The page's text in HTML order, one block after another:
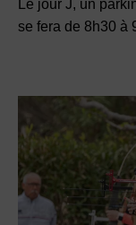
Le jour J, un
se fera de 8h30 à